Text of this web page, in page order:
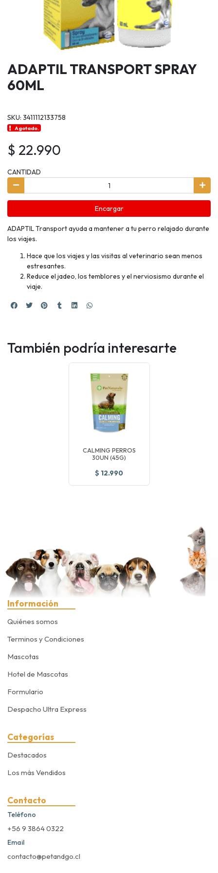
ADAPTIL TRANSPORT SPRAY
60ML
SKU: 3411112133758
Agotado.
$ 22.990
CANTIDAD
Encargar
ADAPTIL Transport ayuda a mantener a tu perro relajado durante
los viajes.
Hace que los viajes y las visitas al veterinario sean menos
estresantes.
Reduce el jadeo, los temblores y el nerviosismo durante el
viaje.
También podría interesarte
CALMING PERROS
30UN (45G)
$ 12.990
Información
Quiénes somos
Terminos y Condiciones
Mascotas
Hotel de Mascotas
Formulario
Despacho Ultra Express
Categorías
Destacados
Los más Vendidos
Contacto
Teléfono
+56 9 3864 0322
Email
contacto@petandgo.cl